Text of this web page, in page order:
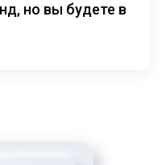
но вы будете в